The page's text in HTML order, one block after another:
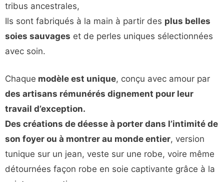
tribus ancestrales,
Ils sont fabriqués à la main à partir des plus belles
soies sauvages et de perles uniques sélectionnées
avec soin.
Chaque modèle est unique, conçu avec amour par
des artisans rémunérés dignement pour leur
travail d’exception.
Des créations de déesse à porter dans l’intimité de
son foyer ou à montrer au monde entier, version
tunique sur un jean, veste sur une robe, voire même
détournées façon robe en soie captivante grâce à la